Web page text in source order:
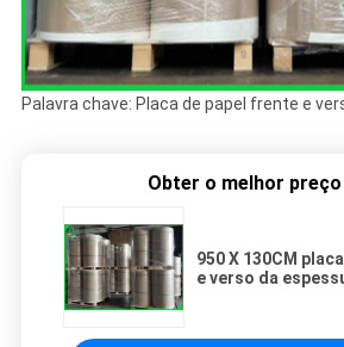
Palavra chave: Placa de papel frente e
Obter o melhor
950 X 130CM
e verso da